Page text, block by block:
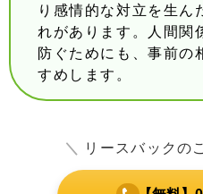
り感情的な対立を生ん
れがあります。人間関
防ぐためにも、事前の
すめします。
＼ リースバックの